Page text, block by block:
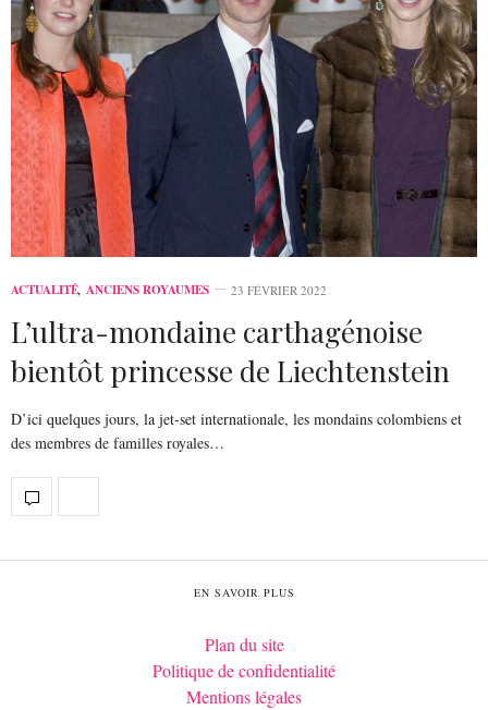
ACTUALITÉ, ANCIENS ROYAUMES 23 FÉVRIER 2022
L’ultra-mondaine carthagénoise
bientôt princesse de Liechtenstein
D’ici quelques jours, la jet-set internationale, les mondains colombiens et
des membres de familles royales…
EN SAVOIR PLUS
Plan du site
Politique de confidentialité
Mentions légales